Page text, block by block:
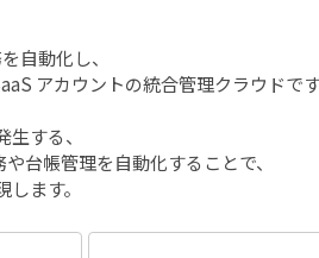
自動化し、
アカウントの統合管理クラウドです
する、
台帳管理を自動化することで、
ます。